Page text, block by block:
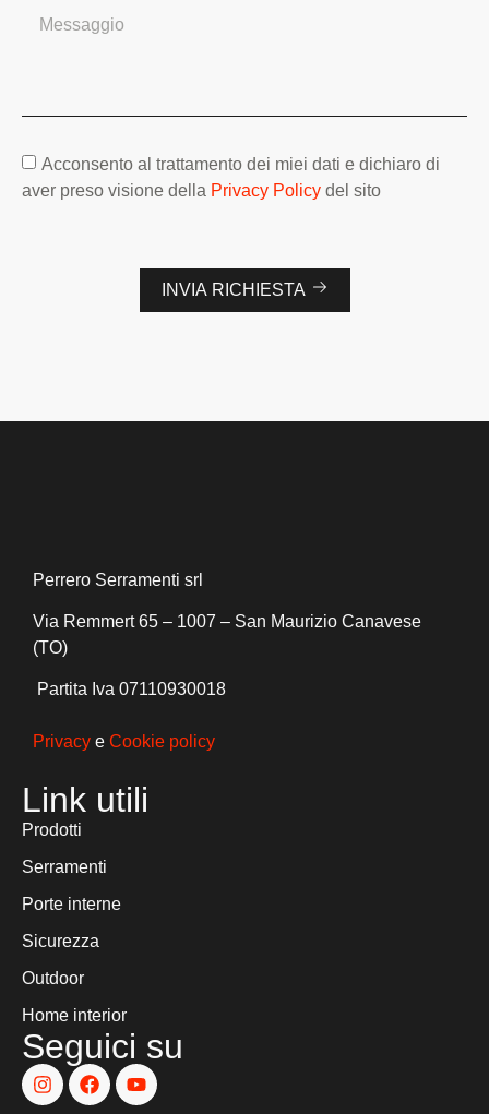
Acconsento al trattamento dei miei dati e dichiaro di
aver preso visione della Privacy Policy del sito
INVIA RICHIESTA
Perrero Serramenti srl
Via Remmert 65 – 1007 – San Maurizio Canavese
(TO)
Partita Iva 07110930018
Privacy e Cookie policy
Link utili
Prodotti
Serramenti
Porte interne
Sicurezza
Outdoor
Home interior
Seguici su